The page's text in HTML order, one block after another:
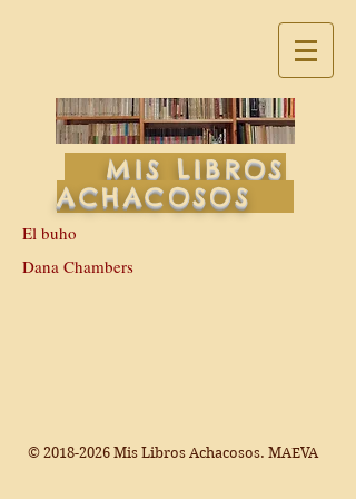
MIS LIBROS
ACHACOSOS
El buho
Dana Chambers
© 2018-2026 Mis Libros Achacosos. MAEVA